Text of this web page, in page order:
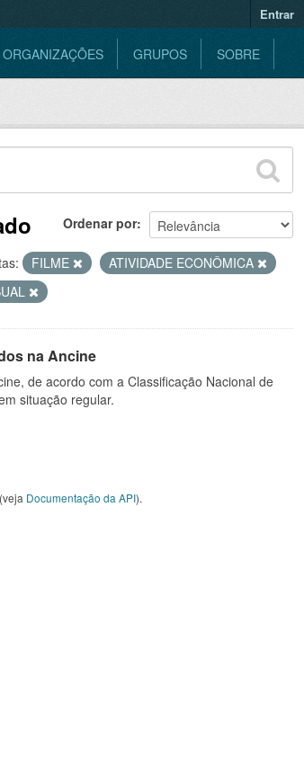
Entrar
ORGANIZAÇÕES GRUPOS SOBRE
Ordenar por
FILME
ATIVIDADE ECONÔMICA
na Ancine
de acordo com a Classificação Nacional de
situação regular.
(veja Documentação da API).